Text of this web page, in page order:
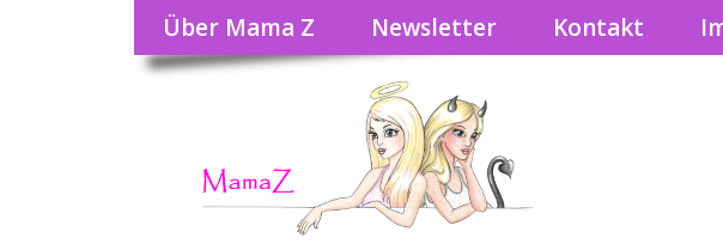
Über Mama Z Newsletter Kontakt